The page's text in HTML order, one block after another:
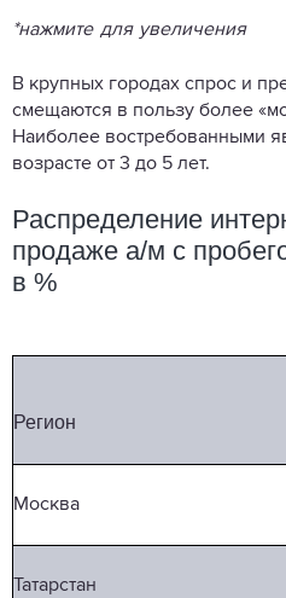
*нажмите для увеличения
В крупных городах спрос и
смещаются в пользу более
Наиболее востребованными
возрасте от 3 до 5 лет.
Распределение
продаже а/м с
в %
Регион
Москва
Татарстан